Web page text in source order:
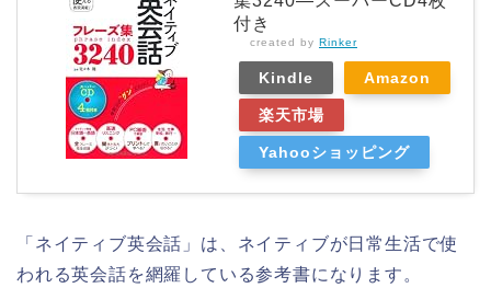
付き
created by Rinker
Kindle Amazon
楽天市場
Yahooショッピング
「ネイティブ英会話」は、ネイティブが日常生活で使
われる英会話を網羅している参考書になります。